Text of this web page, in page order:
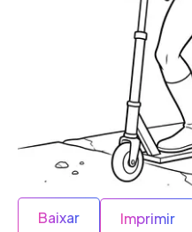
Baixar Imprimir